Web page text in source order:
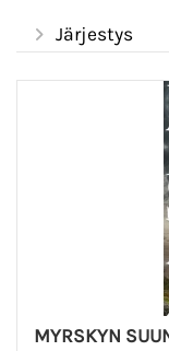
Järjestys
MYRSKYN